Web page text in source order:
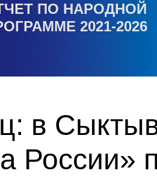
ПО НАРОДНОЙ
2021-2026
в